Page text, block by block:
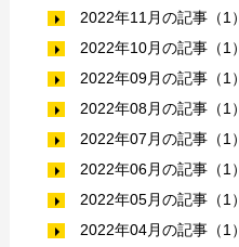
2022年11月の記事（1）
2022年10月の記事（1）
2022年09月の記事（1）
2022年08月の記事（1）
2022年07月の記事（1）
2022年06月の記事（1）
2022年05月の記事（1）
2022年04月の記事（1）